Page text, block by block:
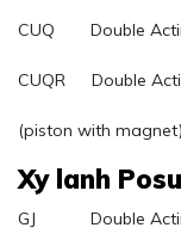
CUQ Double
CUQR Double
(piston with magnet)
Xy lanh Posu
GJ Double